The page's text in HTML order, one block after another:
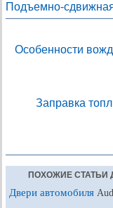
Подъемно-
Особенности
Заправка
ПОХОЖИЕ СТАТЬИ
Двери автомобиля